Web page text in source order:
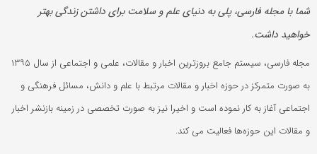
شما با مجله فارسی، پلی به دنیای علم و سلامت برای داشتن زندگی بهتر
خواهید داشت.
مجله فارسی، سیستم جامع بروزترین اخبار و مقالات، علمی و اجتماعی از سال ۱۳۹۵
به صورت متمرکز در حوزه اخبار و مقالات مرتبط با علم و دانش، مسائل فرهنگی و
اجتماعی آغاز به کار نموده است و اخیرا نیز به صورت تخصصی در زمینه بازنشر اخبار
و مقالات این حوزه‌ها فعالیت می کند.